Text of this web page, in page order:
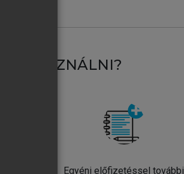
HASZNÁLNI?
Egyéni előfizetéssel további